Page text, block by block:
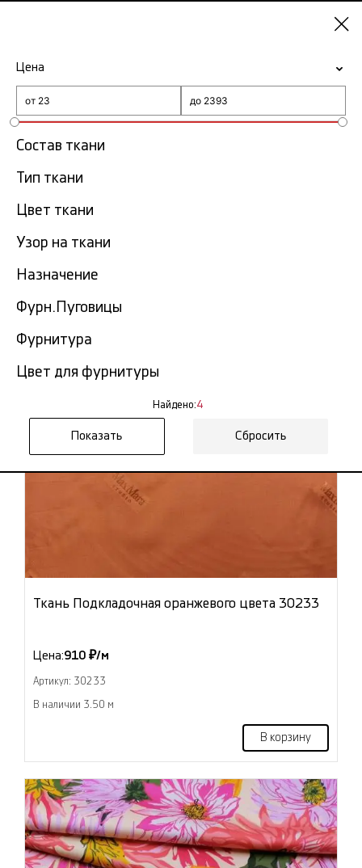
ГлавнаяТкань Max Mara
Ткань Max Mara
Показать все
Цена
Состав ткани
Тип ткани
Цвет ткани
Узор на ткани
Назначение
Фурн.Пуговицы
Фурнитура
Цвет для фурнитуры
Найдено:4
Сбросить
Ткань Подкладочная оранжевого цвета 30233
Цена:910 ₽/м
Артикул: 30233
В наличии 3.50 м
В корзину